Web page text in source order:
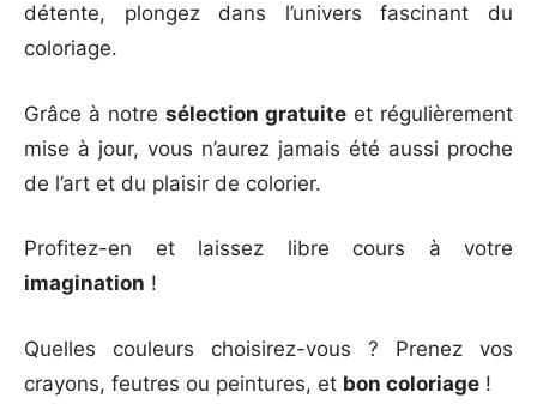
détente, plongez dans l’univers fascinant du
coloriage.
Grâce à notre sélection gratuite et régulièrement
mise à jour, vous n’aurez jamais été aussi proche
de l’art et du plaisir de colorier.
Profitez-en et laissez libre cours à votre
imagination !
Quelles couleurs choisirez-vous ? Prenez vos
crayons, feutres ou peintures, et bon coloriage !